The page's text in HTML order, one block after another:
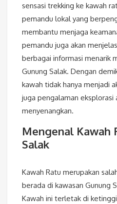
sensasi trekking ke kawah
pemandu lokal yang
membantu menjaga
pemandu juga akan
berbagai informasi menarik
Gunung Salak. Dengan
kawah tidak hanya menjadi
juga pengalaman eksplorasi
menyenangkan.
Mengenal Kawah
Salak
Kawah Ratu merupakan
berada di kawasan Gunung
Kawah ini terletak di